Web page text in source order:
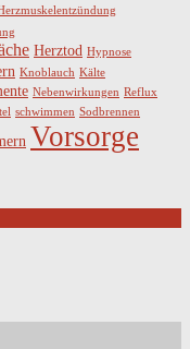
Herztod Hypnose
Knoblauch Kälte
Nebenwirkungen Reflux
schwimmen Sodbrennen
Vorsorge